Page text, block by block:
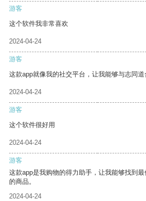
游客
这个软件我非常喜欢
2024-04-24
游客
这款app就像我的社交平台，让我能够与志同道
2024-04-24
游客
这个软件很好用
2024-04-24
游客
这款app是我购物的得力助手，让我能够找到
的商品。
2024-04-24